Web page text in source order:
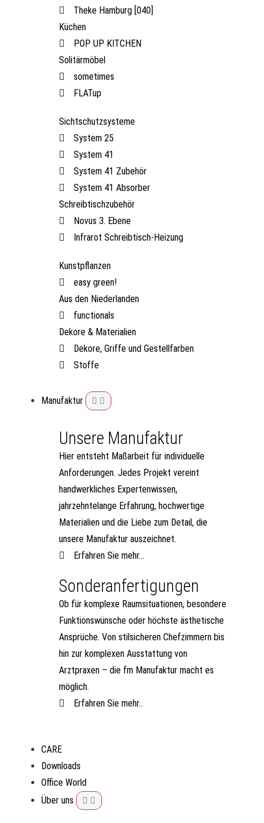
Theke Hamburg [040]
Küchen
POP UP KITCHEN
Solitärmöbel
sometimes
FLATup
Sichtschutzsysteme
System 25
System 41
System 41 Zubehör
System 41 Absorber
Schreibtischzubehör
Novus 3. Ebene
Infrarot Schreibtisch-Heizung
Kunstpflanzen
easy green!
Aus den Niederlanden
functionals
Dekore & Materialien
Dekore, Griffe und Gestellfarben
Stoffe
Manufaktur
Unsere Manufaktur
Hier entsteht Maßarbeit für individuelle
Anforderungen. Jedes Projekt vereint
handwerkliches Expertenwissen,
jahrzehntelange Erfahrung, hochwertige
Materialien und die Liebe zum Detail, die
unsere Manufaktur auszeichnet.
Erfahren Sie mehr...
Sonderanfertigungen
Ob für komplexe Raumsituationen, besondere
Funktionswünsche oder höchste ästhetische
Ansprüche. Von stilsicheren Chefzimmern bis
hin zur komplexen Ausstattung von
Arztpraxen – die fm Manufaktur macht es
möglich.
Erfahren Sie mehr..
CARE
Downloads
Office World
Über uns